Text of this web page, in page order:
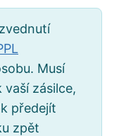
Musí
zásilce,
předejít
zpět